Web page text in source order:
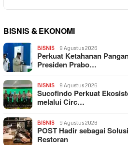
BISNIS & EKONOMI
BISNIS 9 Agustus 2026
Perkuat Ketahanan
Presiden Prabo…
BISNIS 9 Agustus 2026
Sucofindo Perkuat
melalui Circ…
BISNIS 9 Agustus 2026
POST Hadir sebagai
Restoran